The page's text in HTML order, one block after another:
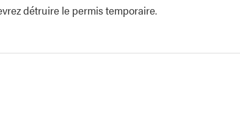
détruire le permis temporaire.